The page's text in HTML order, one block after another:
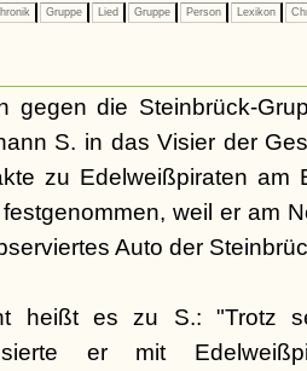
Gruppe Lied Gruppe Person Lexikon
gegen die Steinbrück-
S. in das Visier der
zu Edelweißpiraten am
weil er am
Auto der
heißt es zu S.: "Trotz
er mit